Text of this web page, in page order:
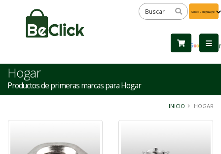
by
Hogar
Productos de primeras marcas para Hogar
INICIO HOGAR